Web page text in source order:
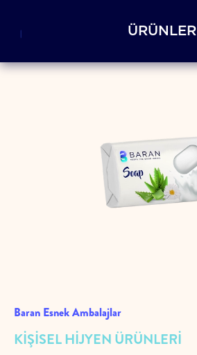
ÜRÜNLER
Baran Esnek Ambalajlar
KIŞISEL HIJYEN ÜRÜNLERI